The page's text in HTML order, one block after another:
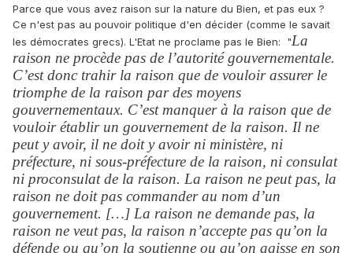
Parce que vous avez raison sur la nature du Bien, et pas eux ?
Ce n'est pas au pouvoir politique d'en décider (comme le savait
les démocrates grecs). L'Etat ne proclame pas le Bien: "La
raison ne procède pas de l’autorité gouvernementale.
C’est donc trahir la raison que de vouloir assurer le
triomphe de la raison par des moyens
gouvernementaux. C’est manquer à la raison que de
vouloir établir un gouvernement de la raison. Il ne
peut y avoir, il ne doit y avoir ni ministère, ni
préfecture, ni sous-préfecture de la raison, ni consulat
ni proconsulat de la raison. La raison ne peut pas, la
raison ne doit pas commander au nom d’un
gouvernement. […] La raison ne demande pas, la
raison ne veut pas, la raison n’accepte pas qu’on la
défende ou qu’on la soutienne ou qu’on agisse en son